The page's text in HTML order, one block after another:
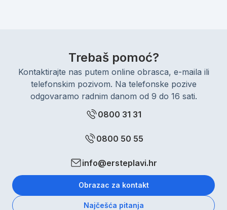
Trebaš pomoć?
Kontaktirajte nas putem online obrasca, e-maila ili
telefonskim pozivom. Na telefonske pozive
odgovaramo radnim danom od 9 do 16 sati.
0800 31 31
0800 50 55
info@ersteplavi.hr
Obrazac za kontakt
Najčešća pitanja